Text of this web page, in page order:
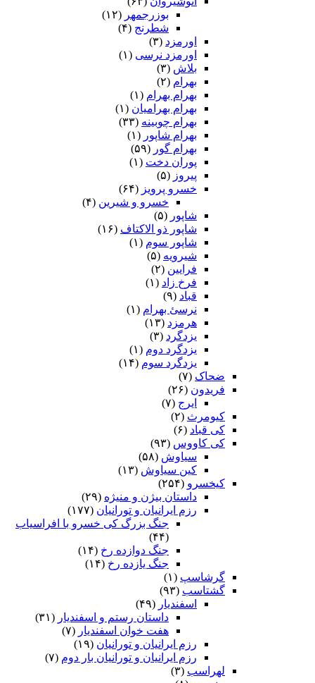
بوزرجمهر (۱۲)
شطرنج (۴)
اورمزد (۳)
اورمزد نرسى‏ (۱)
بلاش (۳)
بهرام (۲)
بهرام بهرام (۱)
بهرام بهرامیان‏ (۱)
بهرام چوبینه (۳۳)
بهرام شاپور (۱)
بهرام گور (۵۹)
پوران دخت (۱)
پیروز (۵)
خسرو پرویز (۶۴)
خسرو و شیرین (۴)
شاپور (۵)
شاپور ذو الاکتاف (۱۶)
شاپور سوم‏ (۱)
شیرویه (۵)
فرایین (۲)
فرخ زاد (۱)
قباد (۹)
نرسئ بهرام‏ (۱)
هرمزد (۱۳)
یزدگرد (۳)
یزدگرد دوم (۱)
یزدگرد سوم (۱۴)
ضحاک (۷)
فریدون (۲۶)
ایرج (۷)
کیومرث (۲)
کی قباد (۶)
کی کاووس (۹۳)
سیاوش (۵۸)
کین سیاوش (۱۳)
کیخسرو (۲۵۴)
داستان بیژن و منیژه (۲۹)
رزم ایرانیان و تورانیان (۱۷۷)
جنگ بزرگ کی خسرو با افراسیاب
(۴۴)
جنگ دوازده رخ (۱۴)
جنگ یازده رخ (۱۴)
گرشاسپ (۱)
گشتاسب (۹۳)
اسفندیار (۴۹)
داستان رستم و اسفندیار (۳۱)
هفت خوان اسفندیار (۷)
رزم ایرانیان و تورانیان (۱۹)
رزم ایرانیان و تورانیان بار دوم (۷)
لهراسب (۳)